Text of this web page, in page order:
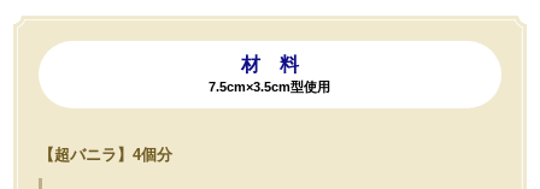
材 料
7.5cm×3.5cm型使用
【超バニラ】4個分